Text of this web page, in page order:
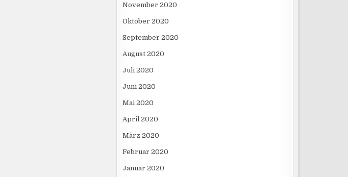
November 2020
Oktober 2020
September 2020
August 2020
Juli 2020
Juni 2020
Mai 2020
April 2020
März 2020
Februar 2020
Januar 2020